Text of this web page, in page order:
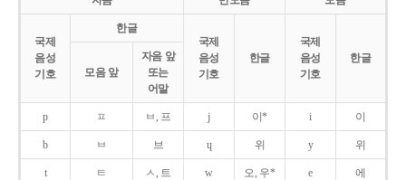
국제
음성
기호
한글
국제
음성
기호
한글
국제
음성
기호
한글
모음 앞
자음 앞
또는
어말
p ㅍ ㅂ, 프 j 이* i 이
b ㅂ 브 ɥ 위 y 위
t ㅌ ㅅ, 트 w 오, 우* e 에